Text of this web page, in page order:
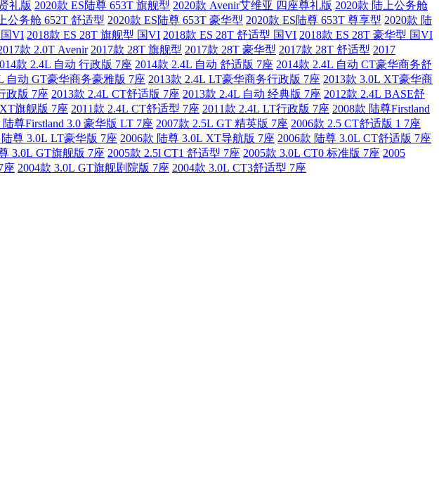
礼版 2020款 ES陆尊 653T 旗舰型 2020款 Avenir艾维亚 四座尊礼版 2020款 陆上公务舱
公务舱 652T 舒适型 2020款 ES陆尊 653T 豪华型 2020款 ES陆尊 653T 尊享型 2020款 陆
国VI 2018款 ES 28T 旗舰型 国VI 2018款 ES 28T 舒适型 国VI 2018款 ES 28T 豪华型 国VI
款 2.0T Avenir 2017款 28T 旗舰型 2017款 28T 豪华型 2017款 28T 舒适型 2017
款 2.4L 自动 行政版 7座 2014款 2.4L 自动 舒适版 7座 2014款 2.4L 自动 CT豪华商务舒
自动 GT豪华商务豪雅版 7座 2013款 2.4L LT豪华商务行政版 7座 2013款 3.0L XT豪华商
政版 7座 2013款 2.4L CT舒适版 7座 2013款 2.4L 自动 经典版 7座 2012款 2.4L BASE舒
旗舰版 7座 2011款 2.4L CT舒适型 7座 2011款 2.4L LT行政版 7座 2008款 陆尊Firstland
陆尊Firstland 3.0 豪华版 LT 7座 2007款 2.5L GT 精英版 7座 2006款 2.5 CT舒适版 1 7座
陆尊 3.0L LT豪华版 7座 2006款 陆尊 3.0L XT导航版 7座 2006款 陆尊 3.0L CT舒适版 7座
3.0L GT旗舰版 7座 2005款 2.5l CT1 舒适型 7座 2005款 3.0L CT0 标准版 7座 2005
座 2004款 3.0L GT旗舰剧院版 7座 2004款 3.0L CT3舒适型 7座